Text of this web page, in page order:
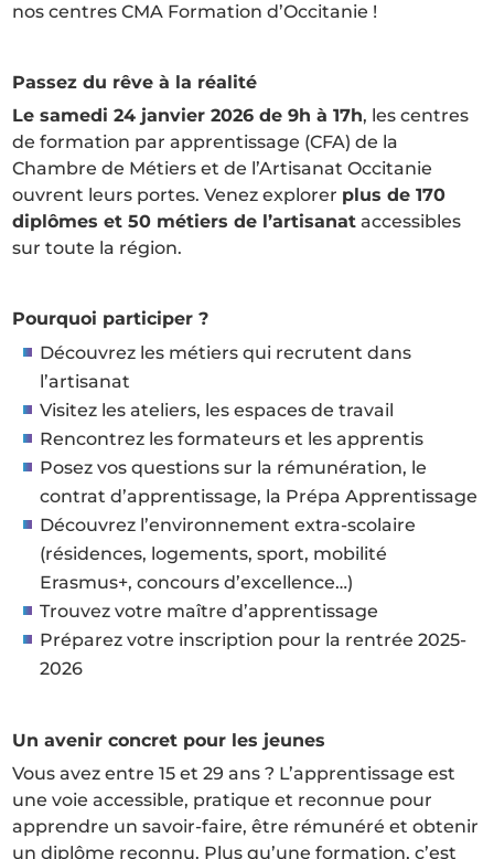
nos centres CMA Formation d’Occitanie !
Passez du rêve à la réalité
Le samedi 24 janvier 2026 de 9h à 17h, les centres
de formation par apprentissage (CFA) de la
Chambre de Métiers et de l’Artisanat Occitanie
ouvrent leurs portes. Venez explorer plus de 170
diplômes et 50 métiers de l’artisanat accessibles
sur toute la région.
Pourquoi participer ?
Découvrez les métiers qui recrutent dans
l’artisanat
Visitez les ateliers, les espaces de travail
Rencontrez les formateurs et les apprentis
Posez vos questions sur la rémunération, le
contrat d’apprentissage, la Prépa Apprentissage
Découvrez l’environnement extra-scolaire
(résidences, logements, sport, mobilité
Erasmus+, concours d’excellence…)
Trouvez votre maître d’apprentissage
Préparez votre inscription pour la rentrée 2025-
2026
Un avenir concret pour les jeunes
Vous avez entre 15 et 29 ans ? L’apprentissage est
une voie accessible, pratique et reconnue pour
apprendre un savoir-faire, être rémunéré et obtenir
un diplôme reconnu. Plus qu’une formation, c’est